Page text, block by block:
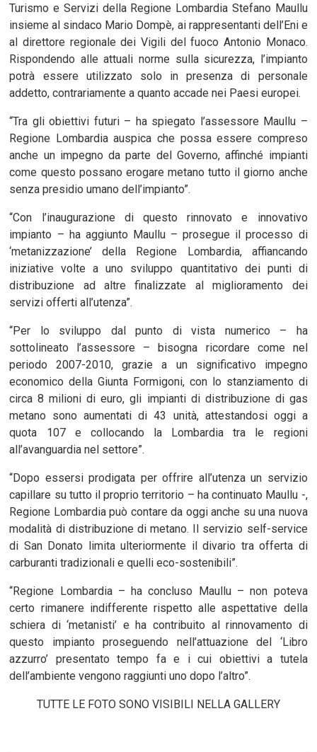
Turismo e Servizi della Regione Lombardia Stefano Maullu
insieme al sindaco Mario Dompè, ai rappresentanti dell’Eni e
al direttore regionale dei Vigili del fuoco Antonio Monaco.
Rispondendo alle attuali norme sulla sicurezza, l’impianto
potrà essere utilizzato solo in presenza di personale
addetto, contrariamente a quanto accade nei Paesi europei.
“Tra gli obiettivi futuri – ha spiegato l’assessore Maullu –
Regione Lombardia auspica che possa essere compreso
anche un impegno da parte del Governo, affinché impianti
come questo possano erogare metano tutto il giorno anche
senza presidio umano dell’impianto”.
“Con l’inaugurazione di questo rinnovato e innovativo
impianto – ha aggiunto Maullu – prosegue il processo di
‘metanizzazione’ della Regione Lombardia, affiancando
iniziative volte a uno sviluppo quantitativo dei punti di
distribuzione ad altre finalizzate al miglioramento dei
servizi offerti all’utenza”.
“Per lo sviluppo dal punto di vista numerico – ha
sottolineato l’assessore – bisogna ricordare come nel
periodo 2007-2010, grazie a un significativo impegno
economico della Giunta Formigoni, con lo stanziamento di
circa 8 milioni di euro, gli impianti di distribuzione di gas
metano sono aumentati di 43 unità, attestandosi oggi a
quota 107 e collocando la Lombardia tra le regioni
all’avanguardia nel settore”.
“Dopo essersi prodigata per offrire all’utenza un servizio
capillare su tutto il proprio territorio – ha continuato Maullu -,
Regione Lombardia può contare da oggi anche su una nuova
modalità di distribuzione di metano. Il servizio self-service
di San Donato limita ulteriormente il divario tra offerta di
carburanti tradizionali e quelli eco-sostenibili”.
“Regione Lombardia – ha concluso Maullu – non poteva
certo rimanere indifferente rispetto alle aspettative della
schiera di ‘metanisti’ e ha contribuito al rinnovamento di
questo impianto proseguendo nell’attuazione del ‘Libro
azzurro’ presentato tempo fa e i cui obiettivi a tutela
dell’ambiente vengono raggiunti uno dopo l’altro”.
TUTTE LE FOTO SONO VISIBILI NELLA GALLERY